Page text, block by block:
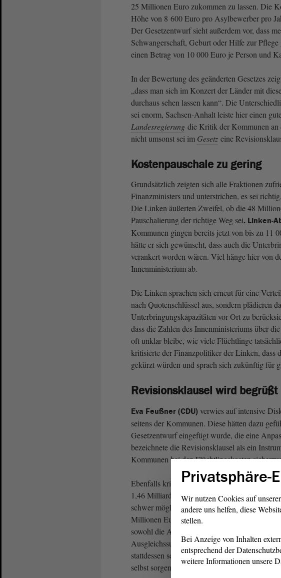
25 Millionen Euro zukommen zu lassen. Die
Höhe von 8 600 Euro pro Asylbewerber pro
Der Gesetzentwurf sieht außerdem vor, dass
Schwangerschaft, Geburt oder Hilfe zur
einen Betrag von 10 000 Euro je Person und
In der Bewertung des geänderten Gesetzes
„dass man sich im Konzert der Länder mit
durchaus sehen lassen kann“. Die
sei enorm, Sachsen-Anhalt leiste hier einen
Landesregierung die Kritik der Kommunen an
nicht umsonst sei im Gesetz eine
Kostenpauschale zu gering
Grundsätzlich zeigten sich alle Fraktionen
Finanzministers und unterstrichen, es sei
Die Linken äußerten Zweifel, ob die 48
Pauschalierung der richtige Weg sei. Linken-
Kommunen gingen bereits jetzt von bis zu 11
hätte er sich gewünscht, dass auch die
verankert worden wären. Viel hänge hier von
Innenministerium ab.
Die Linken sprachen sich erneut für eine
nach Quotenschlüssel aus, sondern plädieren
Unterbringungskapazitäten vor Ort zu
dass die Zahlen des Innenministeriums über
oft unklar bleibe, wie viele Flüchtlinge
kritisierte der Finanzpolitiker der Linken, dass
gekürzt würden und sprach sich zukünftig für
Revisionsklausel wird begrüßt
Eva Feußner (CDU) verwies auf intensive
seitens der Kommunen. Diese hätten dazu
Gesetzentwurf eingefügt wurde, die eine
bezeichnete die Revisionsklausel als ein
Kommunen bei den Flüchtlingskosten
Ebenfalls kritisch sah sie die Kürzungen im
1,46 Milliarden Euro in 2016. Eine
schwer möglich. Zwar habe dieKoalition
Millionen Euro eine Minderung zu erreichen,
sowohl die Anrechnung zusätzlicher
Ausgleichssumme zu hinterfragen, als auch
stattdessen sein, dass die Kommunen
selbst sorgen und eigene Rücklagen bilden
Privatsphäre-
Wir nutzen Cookies auf
andere uns helfen, diese
stellen.
Bei Anzeige von Inhalten
entsprechend der
weitere Informationen unsere